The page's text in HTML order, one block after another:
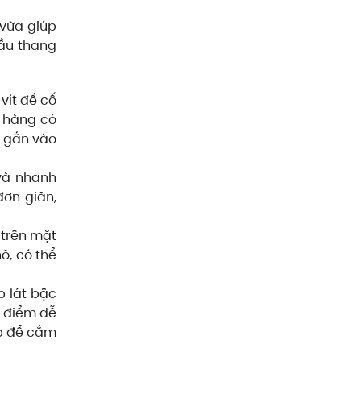
giúp
thang
để cố
có
vào
nhanh
giản,
mặt
có thể
lát bậc
dễ
để cắm